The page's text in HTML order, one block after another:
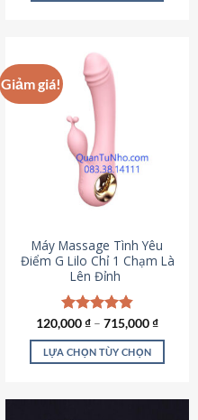
Giảm giá!
Máy Massage Tình Yêu
Điểm G Lilo Chỉ 1 Chạm Là
Lên Đỉnh
Được xếp
hạng4.85
5 sao
120,000₫ – 715,000₫
LỰA CHỌN TÙY CHỌN